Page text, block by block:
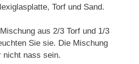
Torf und Sand.
aus 2/3 Torf und 1/3
Sie sie. Die Mischung
nicht nass sein.